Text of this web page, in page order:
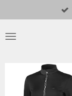
Hauptinhalt
springen